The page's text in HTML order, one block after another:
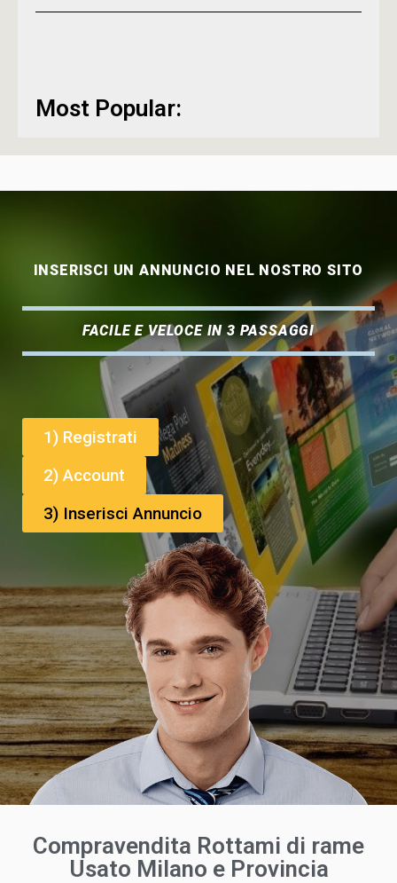
Most Popular:
INSERISCI UN ANNUNCIO NEL NOSTRO SITO
FACILE E VELOCE IN 3 PASSAGGI
1) Registrati
2) Account
3) Inserisci Annuncio
Compravendita Rottami di rame
Usato Milano e Provincia